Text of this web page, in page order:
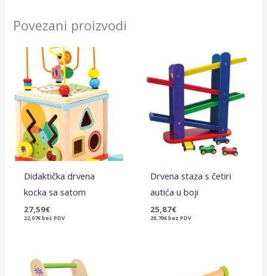
Povezani proizvodi
Didaktička drvena
kocka sa satom
27,59€
22,07€bez PDV
Drvena staza s četiri
autića u boji
25,87€
20,70€bez PDV